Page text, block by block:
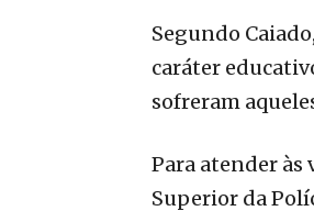
Segundo
caráter
sofreram
Para atender
Superior da